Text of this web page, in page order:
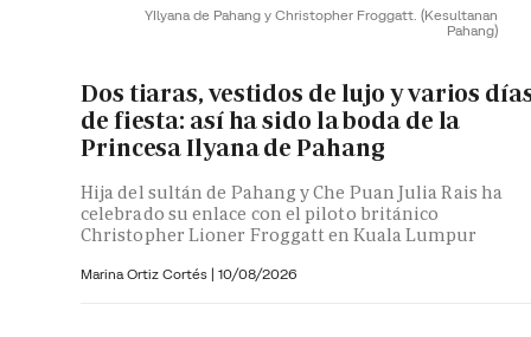
YIlyana de Pahang y Christopher Froggatt. (Kesultanan
Pahang)
Dos tiaras, vestidos de lujo y varios
de fiesta: así ha sido la boda de la
Princesa Ilyana de Pahang
Hija del sultán de Pahang y Che Puan Julia Rais ha
celebrado su enlace con el piloto británico
Christopher Lioner Froggatt en Kuala Lumpur
Marina Ortiz Cortés | 10/08/2026